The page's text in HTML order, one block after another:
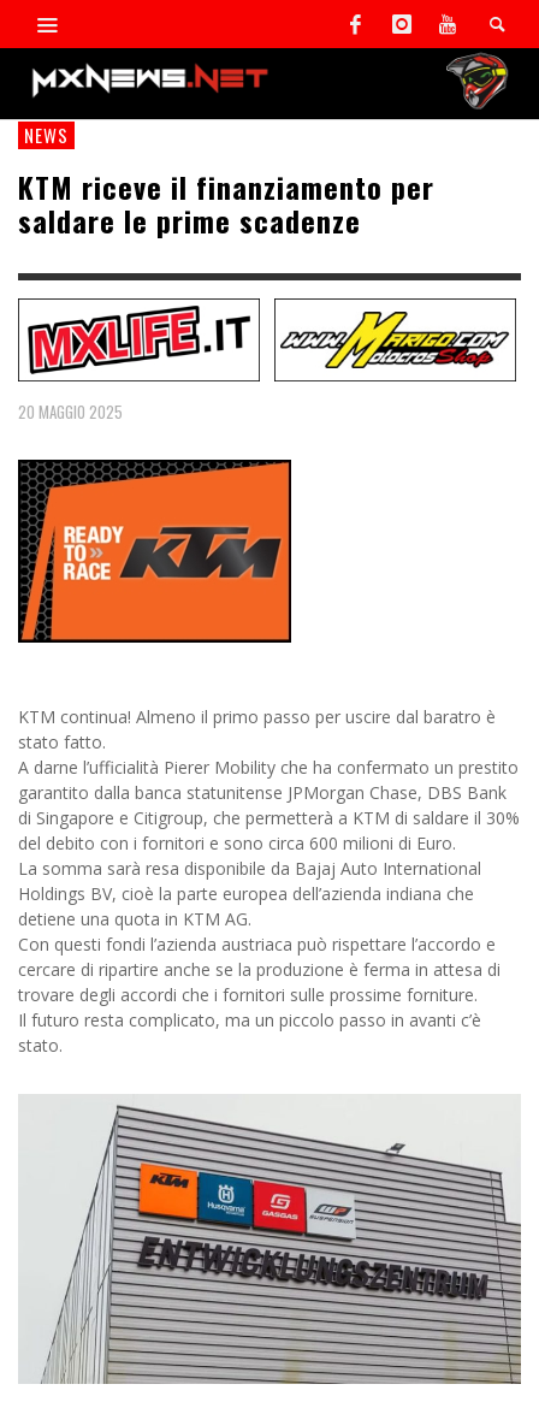
NEWS
KTM riceve il finanziamento per
saldare le prime scadenze
20 MAGGIO 2025
KTM continua! Almeno il primo passo per uscire dal baratro è
stato fatto.
A darne l’ufficialità Pierer Mobility che ha confermato un prestito
garantito dalla banca statunitense JPMorgan Chase, DBS Bank
di Singapore e Citigroup, che permetterà a KTM di saldare il 30%
del debito con i fornitori e sono circa 600 milioni di Euro.
La somma sarà resa disponibile da Bajaj Auto International
Holdings BV, cioè la parte europea dell’azienda indiana che
detiene una quota in KTM AG.
Con questi fondi l’azienda austriaca può rispettare l’accordo e
cercare di ripartire anche se la produzione è ferma in attesa di
trovare degli accordi che i fornitori sulle prossime forniture.
Il futuro resta complicato, ma un piccolo passo in avanti c’è
stato.